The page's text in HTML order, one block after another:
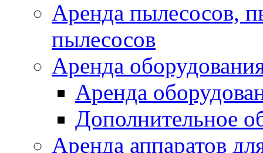
Аренда пылесосов,
пылесосов
Аренда
Аренда
Дополнительное
Аренда аппаратов